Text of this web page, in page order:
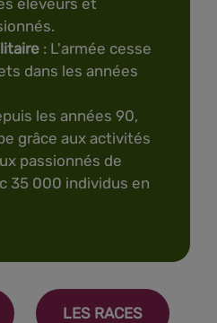
: L'armée cesse
dans les années
les années 90,
grâce aux activités
passionnés de
35 000 individus en
LES RACES